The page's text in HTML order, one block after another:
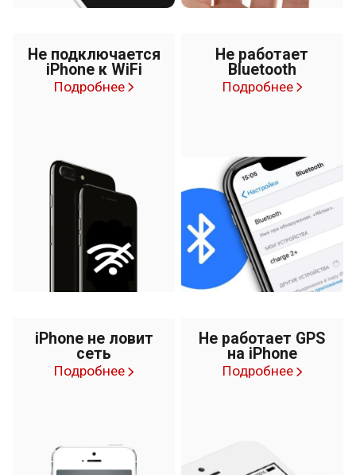
Не подключается
iPhone к WiFi
Подробнее
Не работает
Bluetooth
Подробнее
iPhone не ловит
сеть
Подробнее
Не работает GPS
на iPhone
Подробнее